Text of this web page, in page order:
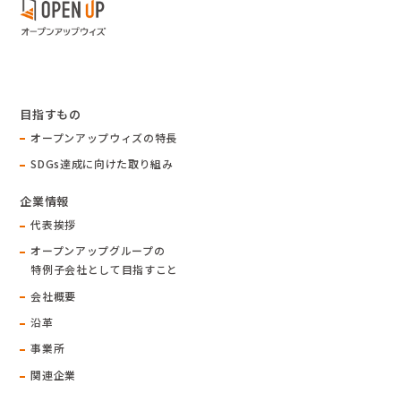
目指すもの
オープンアップウィズの特長
SDGs達成に向けた取り組み
企業情報
代表挨拶
オープンアップグループの
特例子会社として目指すこと
会社概要
沿革
事業所
関連企業